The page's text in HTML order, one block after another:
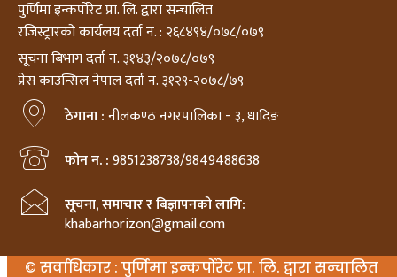
पुर्णिमा इन्कर्पोरेट प्रा. लि. द्वारा सन्चालित
रजिस्ट्रारको कार्यलय दर्ता न. : २६८४९४/०७८/०७९
सूचना बिभाग दर्ता न. ३१४३/२०७८/०७९
प्रेस काउन्सिल नेपाल दर्ता न. ३१२९-२०७८/७९
ठेगाना :नीलकण्ठ नगरपालिका - ३, धादिङ
फोन न. :9851238738/9849488638
सूचना, समाचार र बिज्ञापनको लागि:
khabarhorizon@gmail.com
© सर्वाधिकार : पुर्णिमा इन्कर्पोरेट प्रा. लि. द्वारा सन्चालित